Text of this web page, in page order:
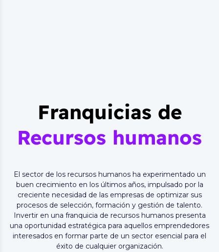
Franquicias de
Recursos humanos
El sector de los recursos humanos ha experimentado un
buen crecimiento en los últimos años, impulsado por la
creciente necesidad de las empresas de optimizar sus
procesos de selección, formación y gestión de talento.
Invertir en una franquicia de recursos humanos presenta
una oportunidad estratégica para aquellos emprendedores
interesados en formar parte de un sector esencial para el
éxito de cualquier organización.